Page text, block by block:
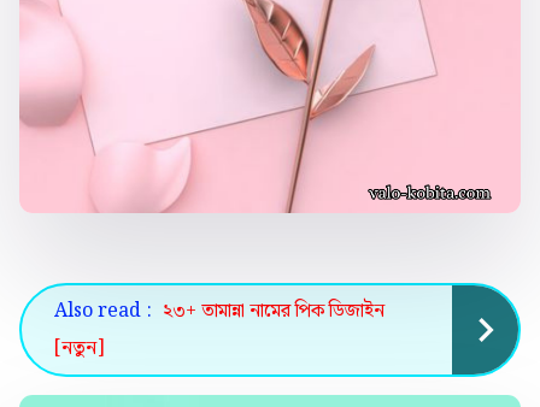
Also read : ২৩+ তামান্না নামের পিক ডিজাইন
[নতুন]